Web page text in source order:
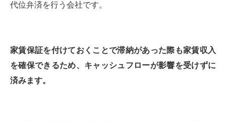
代位弁済を行う会社です。
家賃保証を付けておくことで滞納があった際も家賃収入
を確保できるため、キャッシュフローが影響を受けずに
済みます。